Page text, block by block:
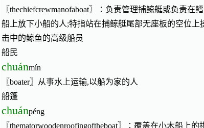
〖thechiefcrewmanofaboat〗∶负责管理捕鲸艇或负责在
船上放下小船的人;特指站在捕鲸艇尾部无座板的空位上
击中的鲸鱼的高级船员
船民
chuánmín
〖boater〗从事水上运输,以船为家的人
船篷
chuánpéng
〖thematorwoodenroofingoftheboat〗∶覆盖在小木船上